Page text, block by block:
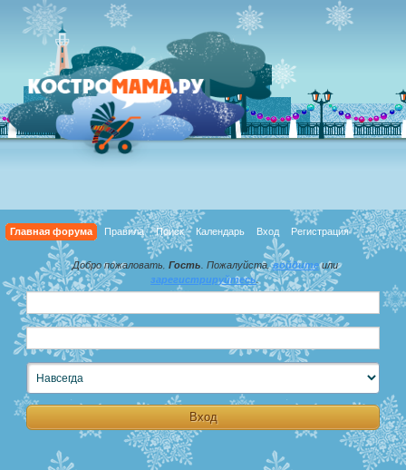
Главная форума Правила Поиск Календарь Вход Регистрация
Добро пожаловать, Гость . Пожалуйста,войдитеили
зарегистрируйтесь.